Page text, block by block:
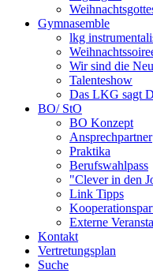
Gymnasemble
lkg
Wir sind die
Talenteshow
Das LKG sagt
BO/ StO
BO Konzept
Ansprechpartner
Praktika
Berufswahlpass
"Clever in den
Link Tipps
Externe
Kontakt
Vertretungsplan
Suche